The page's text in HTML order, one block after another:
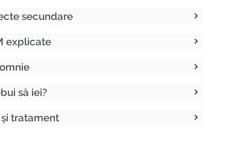
secundare
explicate
să iei?
tratament